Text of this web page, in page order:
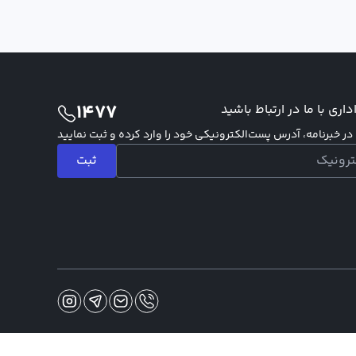
با ما در ارتباط باشید 1477
خبرنامه، آدرس پست‌الکترونیکی خود را وارد کرده و ثبت نمایید
ثبت